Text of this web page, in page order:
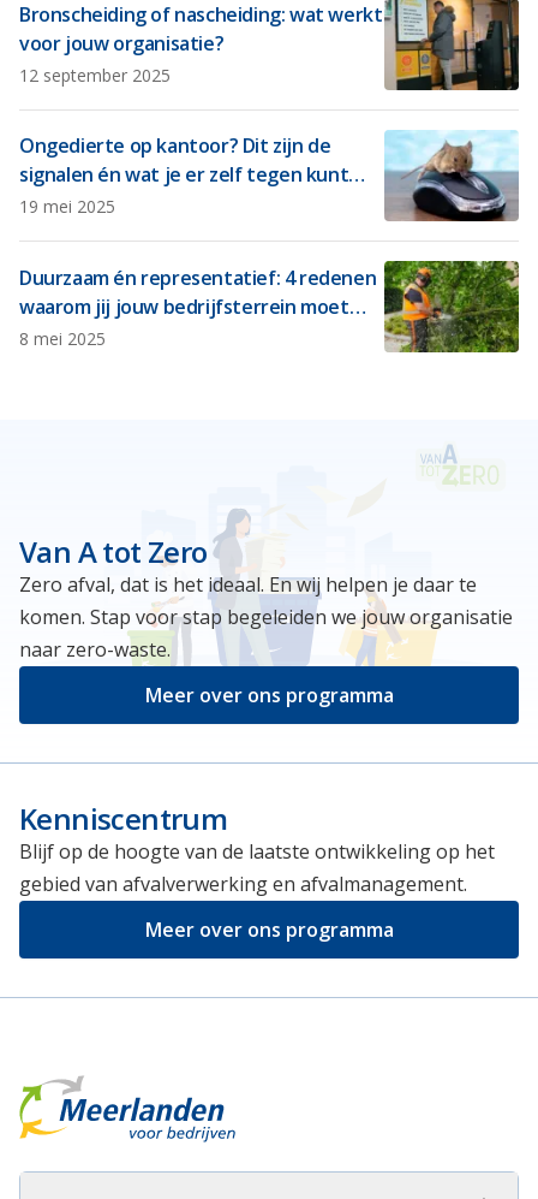
Bronscheiding of nascheiding: wat werkt
voor jouw organisatie?
12 september 2025
Ongedierte op kantoor? Dit zijn de
signalen én wat je er zelf tegen kunt
doen
19 mei 2025
Duurzaam én representatief: 4 redenen
waarom jij jouw bedrijfsterrein moet
vergroenen
8 mei 2025
Van A tot Zero
Zero afval, dat is het ideaal. En wij helpen je daar te
komen. Stap voor stap begeleiden we jouw organisatie
naar zero-waste.
Meer over ons programma
Kenniscentrum
Blijf op de hoogte van de laatste ontwikkeling op het
gebied van afvalverwerking en afvalmanagement.
Meer over ons programma
Meerlanden Voor Bedrijven Logo